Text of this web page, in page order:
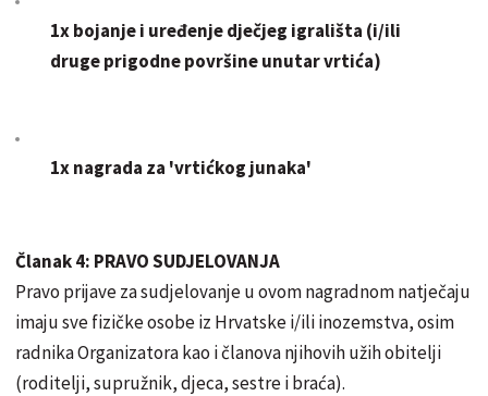
1x bojanje i uređenje dječjeg igrališta (i/ili
druge prigodne površine unutar vrtića)
1x nagrada za 'vrtićkog junaka'
Članak 4: PRAVO SUDJELOVANJA
Pravo prijave za sudjelovanje u ovom nagradnom natječaju
imaju sve fizičke osobe iz Hrvatske i/ili inozemstva, osim
radnika Organizatora kao i članova njihovih užih obitelji
(roditelji, supružnik, djeca, sestre i braća).